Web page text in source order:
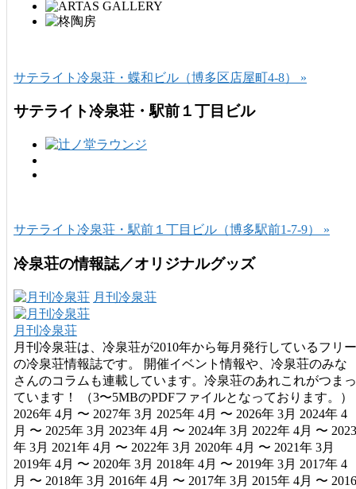
サテライト冷泉荘・蝶和ビル（博多区店屋町4-8） »
サテライト冷泉荘・駅前１丁目ビル
サテライト冷泉荘・駅前１丁目ビル（博多駅前1-7-9） »
冷泉荘の情報誌／オリジナルグッズ
月刊冷泉荘
月刊冷泉荘
月刊冷泉荘は、冷泉荘が2010年から毎月発行しているフリー
の冷泉荘情報誌です。 開催イベント情報や、冷泉荘のみな
さんのコラムも連載しています。冷泉荘のあれこれがつまっ
ています！ （3〜5MBのPDFファイルとなっております。）
2026年 4月 〜 2027年 3月 2025年 4月 〜 2026年 3月 2024年 4
月 〜 2025年 3月 2023年 4月 〜 2024年 3月 2022年 4月 〜 2023
年 3月 2021年 4月 〜 2022年 3月 2020年 4月 〜 2021年 3月
2019年 4月 〜 2020年 3月 2018年 4月 〜 2019年 3月 2017年 4
月 〜 2018年 3月 2016年 4月 〜 2017年 3月 2015年 4月 〜 2016